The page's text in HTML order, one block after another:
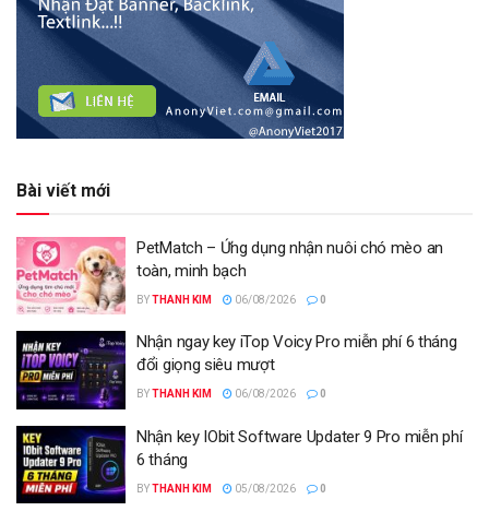
Bài viết mới
PetMatch – Ứng dụng nhận nuôi chó mèo an
toàn, minh bạch
BYTHANH KIM 06/08/2026 0
Nhận ngay key iTop Voicy Pro miễn phí 6 tháng
đổi giọng siêu mượt
BYTHANH KIM 06/08/2026 0
Nhận key IObit Software Updater 9 Pro miễn phí
6 tháng
BYTHANH KIM 05/08/2026 0